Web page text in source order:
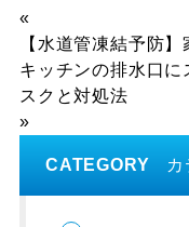
«
【水道管凍結予防
キッチンの排水口に
スクと対処法
»
CATEGORY